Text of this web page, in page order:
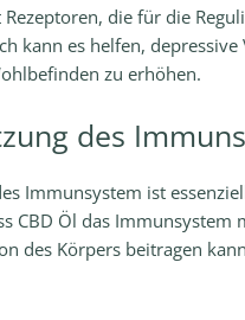
die für die
kann es helfen,
zu erhöhen.
des
Immunsystem ist
CBD Öl das Immunsystem
des Körpers beitragen